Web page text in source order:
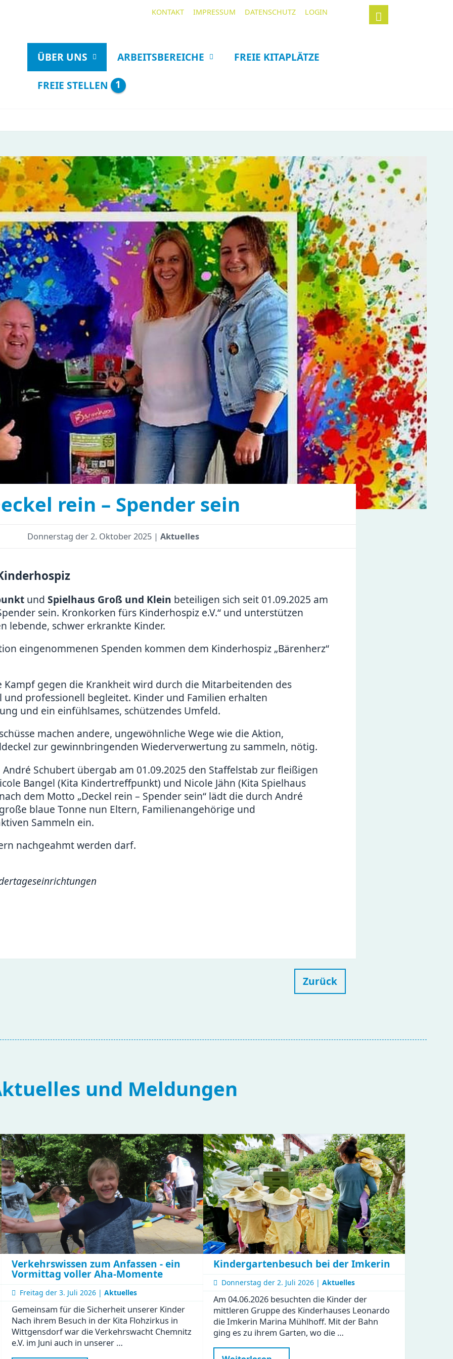
Navigation
überspringen
KONTAKT IMPRESSUM DATENSCHUTZ LOGIN Suchbegriffe
ÜBER UNS ARBEITSBEREICHE FREIE KITAPLÄTZE
FREIE STELLEN 1
rein – Spender sein
Donnerstag der2. Oktober 2025 | Aktuelles
und Spielhaus Groß und Klein beteiligen sich seit 01.09.2025 am
sein. Kronkorken fürs Kinderhospiz e.V.“ und unterstützen
lebende, schwer erkrankte Kinder.
eingenommenen Spenden kommen dem Kinderhospiz „Bärenherz“
gegen die Krankheit wird durch die Mitarbeitenden des
und professionell begleitet. Kinder und Familien erhalten
und ein einfühlsames, schützendes Umfeld.
machen andere, ungewöhnliche Wege wie die Aktion,
zur gewinnbringenden Wiederverwertung zu sammeln, nötig.
Schubert übergab am 01.09.2025 den Staffelstab zur fleißigen
Bangel (Kita Kindertreffpunkt) und Nicole Jähn (Kita Spielhaus
dem Motto „Deckel rein – Spender sein“ lädt die durch André
blaue Tonne nun Eltern, Familienangehörige und
Sammeln ein.
nachgeahmt werden darf.
Zurück
und Meldungen
Verkehrswissen zum Anfassen - ein
Vormittag voller Aha-Momente
Freitag der 3. Juli 2026 | Aktuelles
Gemeinsam für die Sicherheit unserer Kinder
Nach ihrem Besuch in der Kita Flohzirkus in
Wittgensdorf war die Verkehrswacht Chemnitz
e.V. im Juni auch in unserer …
Kindergartenbesuch bei der Imkerin
Donnerstag der 2. Juli 2026 | Aktuelles
Am 04.06.2026 besuchten die Kinder der
mittleren Gruppe des Kinderhauses Leonardo
die Imkerin Marina Mühlhoff. Mit der Bahn
ging es zu ihrem Garten, wo die …